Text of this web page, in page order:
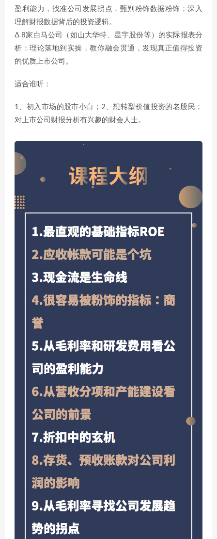
盈利能力，找准公司发展拐点，甄别粉饰数据粉饰；深入
理解财报数据背后的投资逻辑。
Δ 8家白马公司（如山大华特、星宇股份等）的实际报表分
析：理论落地到实操，教你融会贯通，发现真正值得投资
的优质上市公司。
适合谁听：
1、初入市场的股市小白；2、想转型价值投资的老股民；
对上市公司财报分析有兴趣的财会人士。